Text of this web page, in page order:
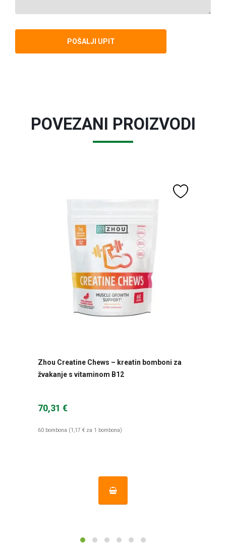
POVEZANI PROIZVODI
Zhou Creatine Chews – kreatin bomboni za
žvakanje s vitaminom B12
70,31 €
60 bombona (1,17 € za 1 bombona)